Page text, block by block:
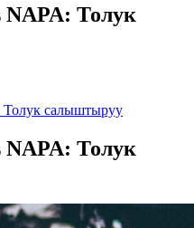
Толук
Толук салыштыруу
Толук